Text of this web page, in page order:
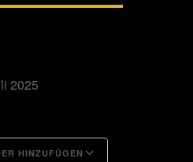
2025
HINZUFÜGEN